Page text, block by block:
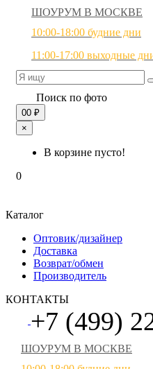
ШОУРУМ В МОСКВЕ
10:00-18:00 будние дни
11:00-17:00 выходные
Поиск по фото
00 ₽
×
В корзине пусто!
0
Каталог
Оптовик/дизайнер
Доставка
Возврат/обмен
Производитель
КОНТАКТЫ
+7 (499)
ШОУРУМ В МОСКВЕ